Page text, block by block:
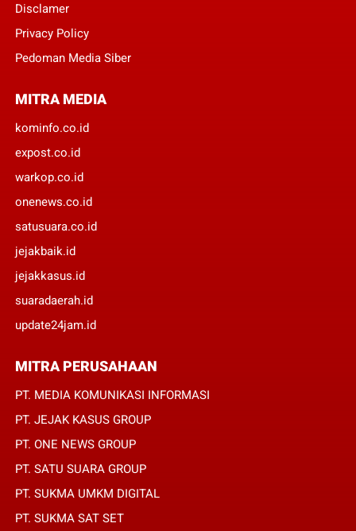
Disclamer
Privacy Policy
Pedoman Media Siber
MITRA MEDIA
kominfo.co.id
expost.co.id
warkop.co.id
onenews.co.id
satusuara.co.id
jejakbaik.id
jejakkasus.id
suaradaerah.id
update24jam.id
MITRA PERUSAHAAN
PT. MEDIA KOMUNIKASI INFORMASI
PT. JEJAK KASUS GROUP
PT. ONE NEWS GROUP
PT. SATU SUARA GROUP
PT. SUKMA UMKM DIGITAL
PT. SUKMA SAT SET